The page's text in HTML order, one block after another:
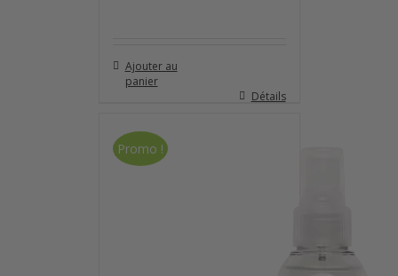
Ajouter au
panier
Détails
Promo !